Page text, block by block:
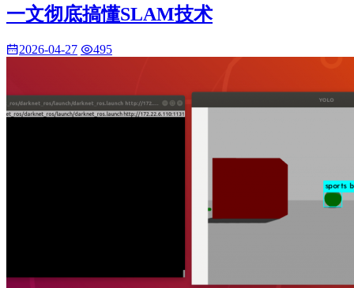
一文彻底搞懂SLAM技术
2026-04-27 495